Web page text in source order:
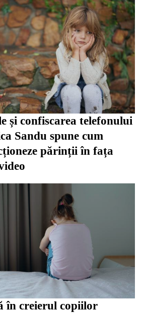
și confiscarea telefonului
Sandu spune cum
părinții în fața
în creierul copiilor